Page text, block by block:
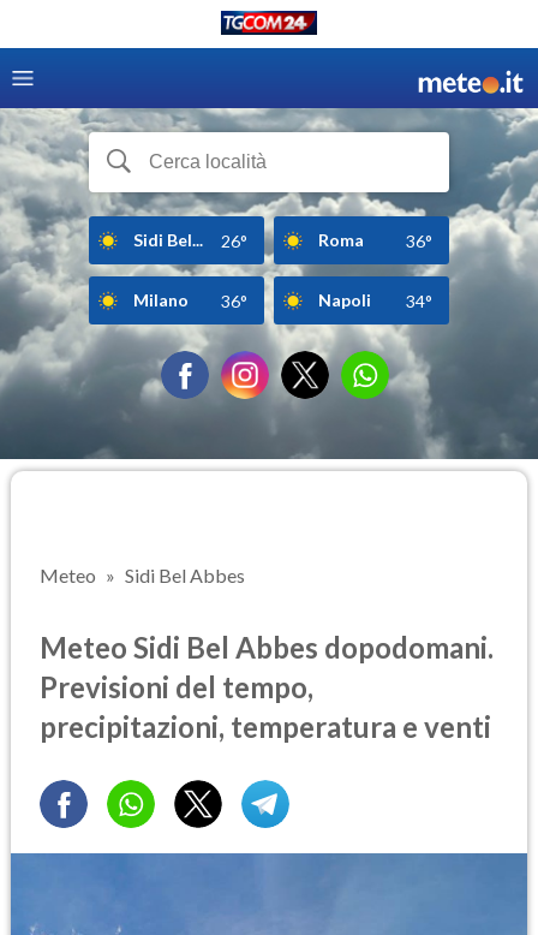
Sidi Bel... 26° Roma 36°
Milano 36° Napoli 34°
Meteo Sidi Bel Abbes
Meteo Sidi Bel Abbes dopodomani.
Previsioni del tempo,
precipitazioni, temperatura e venti